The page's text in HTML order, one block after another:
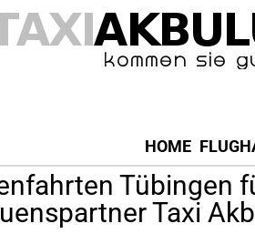
HOME
Tübingen
Taxi